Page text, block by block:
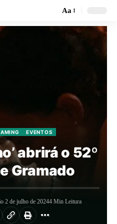
Aa
EVENTOS
abrirá o 52º
Gramado
2 de julho de 20244 Min Leitura